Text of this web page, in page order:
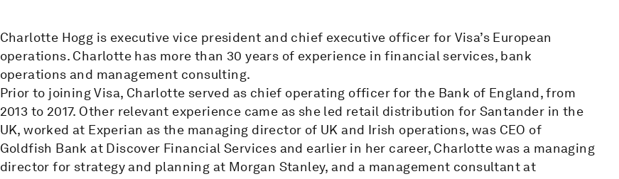
Charlotte Hogg is executive vice president and chief executive officer for Visa’s European
operations. Charlotte has more than 30 years of experience in financial services, bank
operations and management consulting.
Prior to joining Visa, Charlotte served as chief operating officer for the Bank of England, from
2013 to 2017. Other relevant experience came as she led retail distribution for Santander in the
UK, worked at Experian as the managing director of UK and Irish operations, was CEO of
Goldfish Bank at Discover Financial Services and earlier in her career, Charlotte was a managing
director for strategy and planning at Morgan Stanley, and a management consultant at